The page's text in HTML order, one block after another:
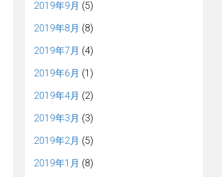
2019年9月 (5)
2019年8月 (8)
2019年7月 (4)
2019年6月 (1)
2019年4月 (2)
2019年3月 (3)
2019年2月 (5)
2019年1月 (8)